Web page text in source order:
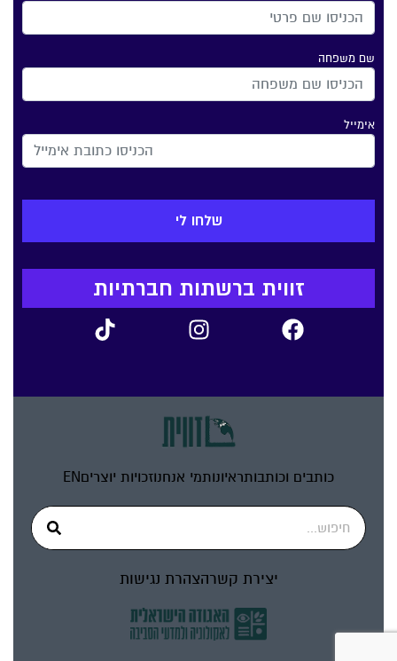
שם משפחה
אימייל
זווית ברשתות חברתיות
כותבים וכותבותראיונותמי אנחנוזכויות יוצריםEN
יצירת קשרהצהרת נגישות